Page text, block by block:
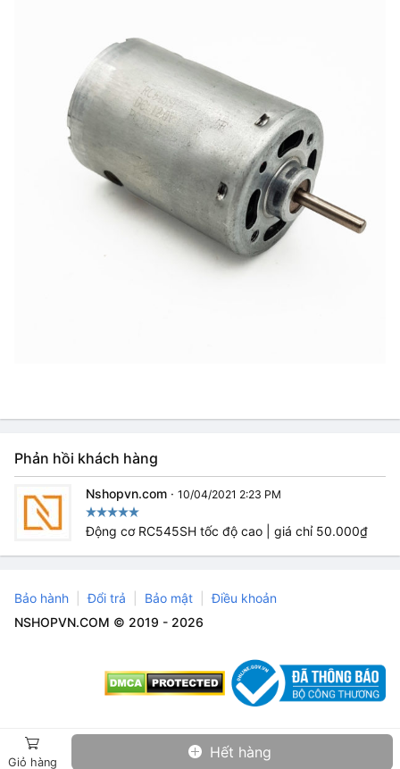
Giỏ hàng
Hết hàng
Phản hồi khách hàng
Nshopvn.com · 10/04/2021 2:23 PM
Động cơ RC545SH tốc độ cao | giá chỉ 50.000₫
Bảo hành Đổi trả Bảo mật
Điều khoản
NSHOPVN.COM © 2019 - 2026